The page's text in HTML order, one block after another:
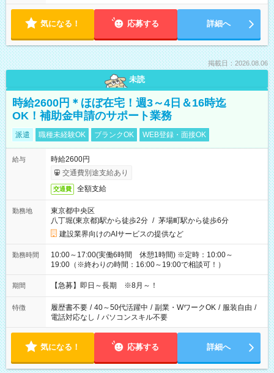
気になる！ 応募する 詳細へ
掲載日：2026.08.06
未読
時給2600円＊ほぼ在宅！週3～4日＆16時迄
OK！補助金申請のサポート業務
派遣 職種未経験OK ブランクOK WEB登録・面接OK
給与
時給2600円
交通費別途支給あり
交通費 全額支給
勤務地
東京都中央区
八丁堀(東京都)駅から徒歩2分 / 茅場町駅から徒歩6分
建設業界向けのAIサービスの提供など
勤務時間
10:00～17:00(実働6時間 休憩1時間) ※定時：10:00～
19:00（※終わりの時間：16:00～19:00で相談可！）
期間 【急募】即日～長期 ※8月～！
特徴 履歴書不要 / 40～50代活躍中 / 副業・WワークOK / 服装自由 /
電話対応なし / パソコンスキル不要
気になる！ 応募する 詳細へ